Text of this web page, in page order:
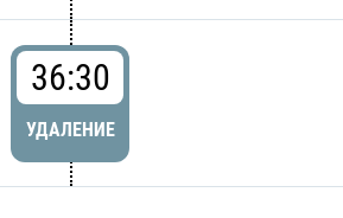
36:30
УДАЛЕНИЕ